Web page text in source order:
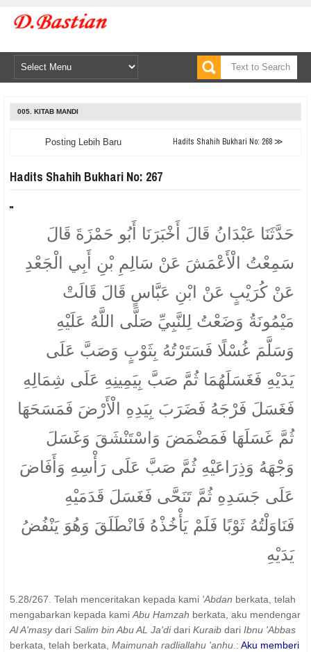
005. KITAB MANDI
Posting Lebih Baru Hadits Shahih Bukhari No: 268 ≫
Hadits Shahih Bukhari No: 267
حَدَّثَنَا عَبْدَانُ قَالَ أَخْبَرَنَا أَبُو حَمْزَةَ قَالَ
سَمِعْتُ الْأَعْمَشَ عَنْ سَالِمِ بْنِ أَبِي الْجَعْدِ
عَنْ كُرَيْبٍ عَنْ ابْنِ عَبَّاسٍ قَالَ قَالَتْ
مَيْمُونَةُ وَضَعْتُ لِلنَّبِيِّ صَلَّى اللَّهُ عَلَيْهِ
وَسَلَّمَ غُسْلًا فَسَتَرْتُهُ بِثَوْبٍ وَصَبَّ عَلَى
يَدَيْهِ فَغَسَلَهُمَا ثُمَّ صَبَّ بِيَمِينِهِ عَلَى شِمَالِهِ
فَغَسَلَ فَرْجَهُ فَضَرَبَ بِيَدِهِ الْأَرْضَ فَمَسَحَهَا
ثُمَّ غَسَلَهَا فَمَضْمَضَ وَاسْتَنْشَقَ وَغَسَلَ
وَجْهَهُ وَذِرَاعَيْهِ ثُمَّ صَبَّ عَلَى رَأْسِهِ وَأَفَاضَ
عَلَى جَسَدِهِ ثُمَّ تَنَحَّى فَغَسَلَ قَدَمَيْهِ
فَنَاوَلْتُهُ ثَوْبًا فَلَمْ يَأْخُذْهُ فَانْطَلَقَ وَهُوَ يَنْفُضُ
يَدَيْهِ
5.28/267. Telah menceritakan kepada kami 'Abdan berkata, telah
mengabarkan kepada kami Abu Hamzah berkata, aku mendengar
Al A'masydari Salim bin Abu AL Ja'didari Kuraib dari Ibnu 'Abbas
berkata, telah berkata, Maimunah radliallahu 'anhu. : Aku memberi